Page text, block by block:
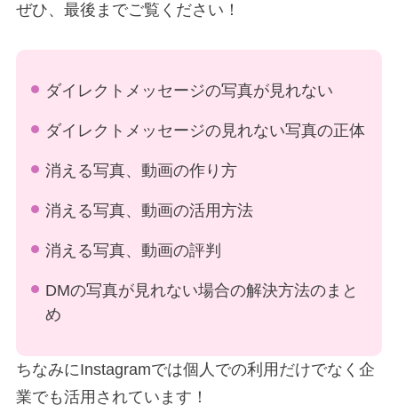
ぜひ、最後までご覧ください！
ダイレクトメッセージの写真が見れない
ダイレクトメッセージの見れない写真の正体
消える写真、動画の作り方
消える写真、動画の活用方法
消える写真、動画の評判
DMの写真が見れない場合の解決方法のまと
め
ちなみにInstagramでは個人での利用だけでなく企
業でも活用されています！